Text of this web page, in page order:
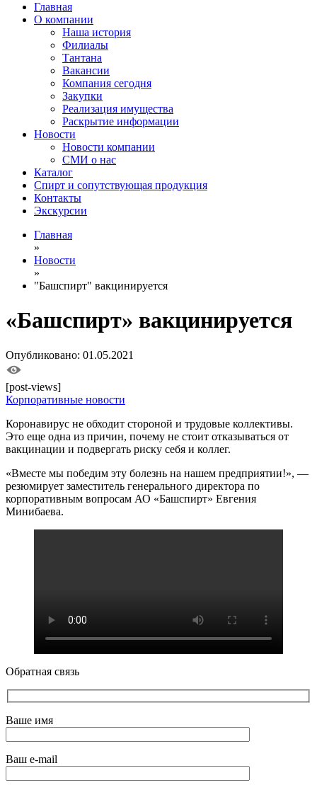
Главная
О компании
Наша история
Филиалы
Тантана
Вакансии
Компания сегодня
Закупки
Реализация имущества
Раскрытие информации
Новости
Новости компании
СМИ о нас
Каталог
Спирт и сопутствующая продукция
Контакты
Экскурсии
Главная
»
Новости
»
"Башспирт" вакцинируется
«Башспирт» вакцинируется
Опубликовано: 01.05.2021
[post-views]
Корпоративные новости
Коронавирус не обходит стороной и трудовые коллективы.
Это еще одна из причин, почему не стоит отказываться от
вакцинации и подвергать риску себя и коллег.
«Вместе мы победим эту болезнь на нашем предприятии!», —
резюмирует заместитель генерального директора по
корпоративным вопросам АО «Башспирт» Евгения
Минибаева.
Обратная связь
Ваше имя
Ваш e-mail